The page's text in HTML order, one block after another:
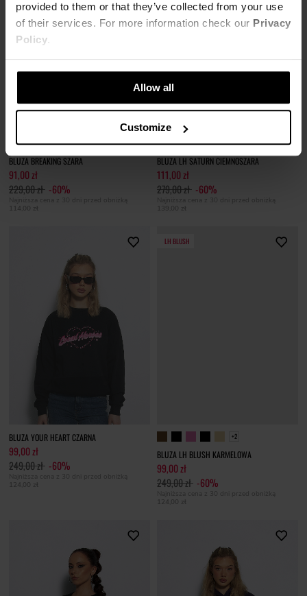
provided to them or that they’ve collected from your use
of their services. For more information check our Privacy
Policy.
Allow all
Customize
BLUZA BREAKING SZARA
91,00 zł
229,00 zł -60%
Najniższa cena z 30 dni przed obniżką
114,00 zł
BLUZA LH SATURN CIEMNOSZARA
111,00 zł
279,00 zł -60%
Najniższa cena z 30 dni przed obniżką
139,00 zł
BLUZA YOUR HEART CZARNA
99,00 zł
249,00 zł -60%
Najniższa cena z 30 dni przed obniżką
124,00 zł
LH BLUSH
+2
BLUZA LH BLUSH KARMELOWA
99,00 zł
249,00 zł -60%
Najniższa cena z 30 dni przed obniżką
124,00 zł